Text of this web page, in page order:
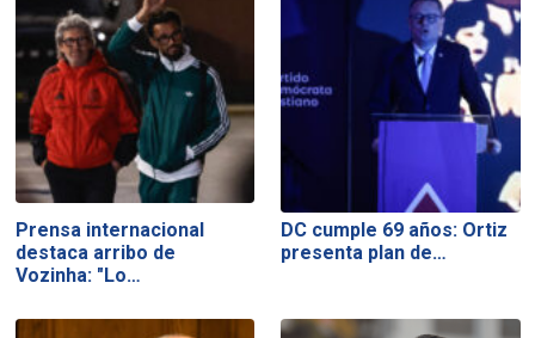
Prensa internacional
destaca arribo de
Vozinha: "Lo…
DC cumple 69 años: Ortiz
presenta plan de…